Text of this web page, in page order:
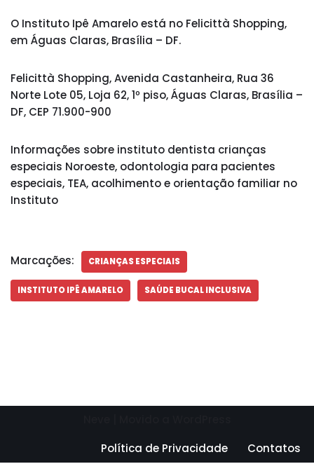
O Instituto Ipê Amarelo está no Felicittà Shopping,
em Águas Claras, Brasília – DF.
Felicittà Shopping, Avenida Castanheira, Rua 36
Norte Lote 05, Loja 62, 1º piso, Águas Claras, Brasília –
DF, CEP 71.900-900
Informações sobre instituto dentista crianças
especiais Noroeste, odontologia para pacientes
especiais, TEA, acolhimento e orientação familiar no
Instituto
Marcações: CRIANÇAS ESPECIAIS
INSTITUTO IPÊ AMARELO SAÚDE BUCAL INCLUSIVA
Política de Privacidade
Contatos